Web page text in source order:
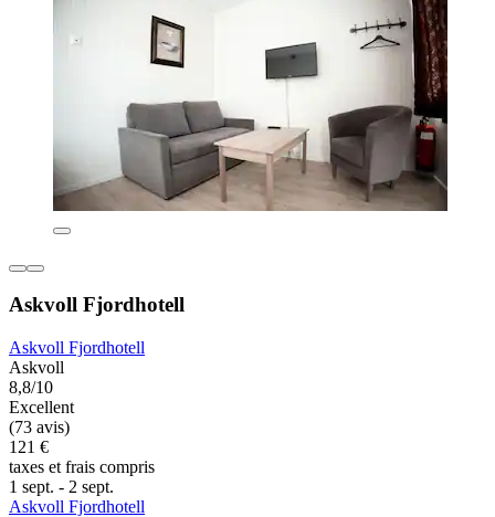
Askvoll Fjordhotell
Askvoll Fjordhotell
Askvoll
8,8/10
Excellent
(73 avis)
121 €
taxes et frais compris
1 sept. - 2 sept.
Askvoll Fjordhotell